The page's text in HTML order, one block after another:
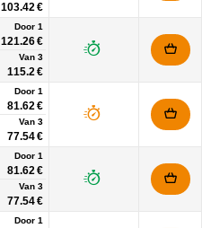
103.42 €
Door 1
121.26 €
Van 3
115.2 €
Door 1
81.62 €
Van 3
77.54 €
Door 1
81.62 €
Van 3
77.54 €
Door 1